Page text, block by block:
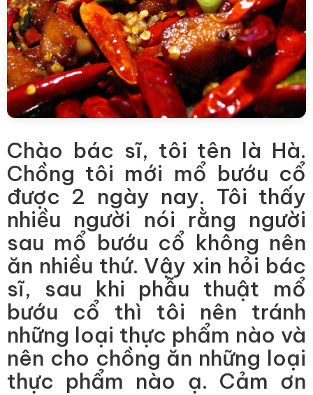
Chào bác sĩ, tôi tên là Hà.
Chồng tôi mới mổ bướu cổ
được 2 ngày nay. Tôi thấy
nhiều người nói rằng người
sau mổ bướu cổ không nên
ăn nhiều thứ. Vậy xin hỏi bác
sĩ, sau khi phẫu thuật mổ
bướu cổ thì tôi nên tránh
những loại thực phẩm nào và
nên cho chồng ăn những loại
thực phẩm nào ạ. Cảm ơn